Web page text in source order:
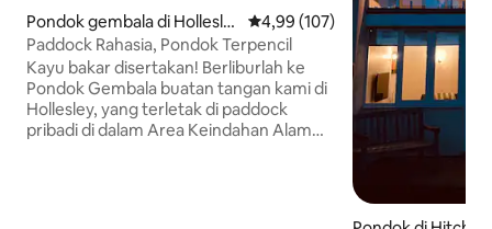
Pondok gembala di Hollesle
y
Nilai rata-rata 4,99 dari 5, 107
4,99 (107)
Paddock Rahasia, Pondok Terpencil
Kayu bakar disertakan! Berliburlah ke
Pondok Gembala buatan tangan kami di
Hollesley, yang terletak di paddock
pribadi di dalam Area Keindahan Alam